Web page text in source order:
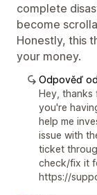
complete
become
Honestly, this
your money.
Odpověď
Hey,
you're
help me
issue with
ticket
check/fix it
https://